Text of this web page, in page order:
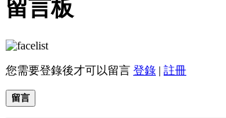
留言板
您需要登錄後才可以留言 登錄 | 註冊
留言